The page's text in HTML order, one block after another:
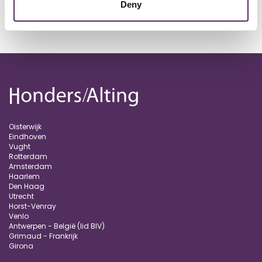
Deny
Het volledige (Engelstalige) interview, leest u in
Oisterwijk
Eindhoven
Vught
Rotterdam
Amsterdam
Haarlem
Den Haag
Utrecht
Horst-Venray
Venlo
Antwerpen - België (lid BIV)
Grimaud - Frankrijk
Girona